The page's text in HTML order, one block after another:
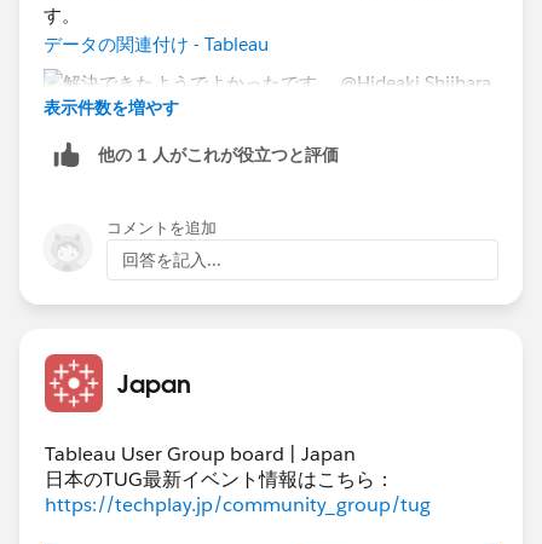
す。
データの関連付け - Tableau
リレーションのキーになるフィールドを元にそれぞれの
計算段階で自動的に粒度を決定します。実際の動作とし
てはサブクエリ内で結合することでセカンダリ表の値が
重複しないように集計することになるケースが多いので
すが、言葉でうまく伝えるのが難しいのですね...。SQL
が読めるのであれば、上述の公式ヘルプリンク内にある
表示件数を増やす
他の 1 人がこれが役立つと評価
コメントを追加
回答を記入...
Japan
Tableau User Group board | Japan
日本のTUG最新イベント情報はこちら：
https://techplay.jp/community_group/tug